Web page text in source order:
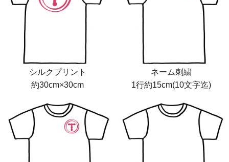
シルクプリント
約30cm×30cm
ネーム刺繍
1行約15cm(10文字迄)